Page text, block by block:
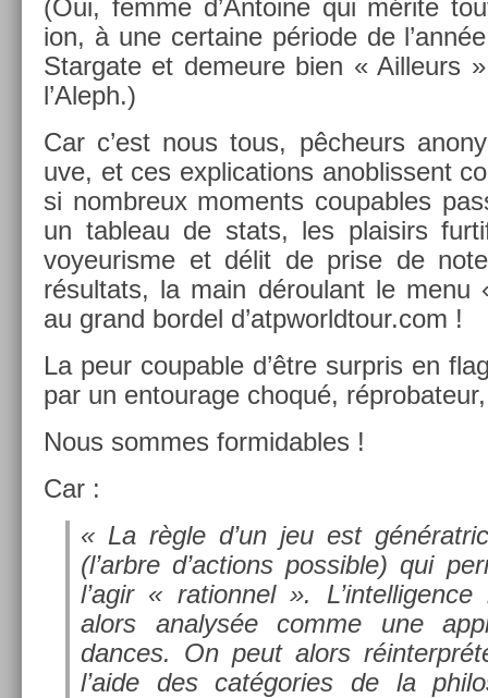
(Oui, femme d’An­toine qui mérite
ion, à une cer­taine période de
Star­gate et de­meure bien « Ail­leurs
l’Aleph.)
Car c’est nous tous, pêcheurs
uve, et ces ex­plica­tions an­ob­lissent
si nombreux mo­ments co­up­ables
un tab­leau de stats, les plaisirs
voyeuris­me et délit de prise de
résul­tats, la main déroulant le menu
au grand bor­del d’atpworldtour.com !
La peur co­up­able d’être sur­pris en
par un en­tourage choqué,
Nous som­mes for­mid­ables !
Car :
« La règle d’un jeu est
(l’arbre d’ac­tions pos­sible) qui
l’agir « ration­nel ».
alors an­alys­ée comme une
dances. On peut alors
l’aide des cat­égo­ries de la